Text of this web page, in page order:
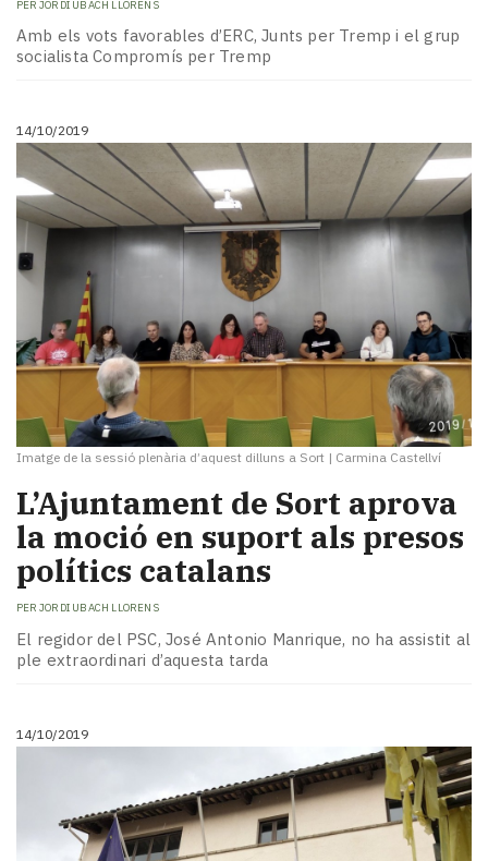
PER JORDI UBACH LLORENS
Amb els vots favorables d’ERC, Junts per Tremp i el grup
socialista Compromís per Tremp
14/10/2019
Imatge de la sessió plenària d’aquest dilluns a Sort | Carmina Castellví
L’Ajuntament de Sort aprova
la moció en suport als presos
polítics catalans
PER JORDI UBACH LLORENS
El regidor del PSC, José Antonio Manrique, no ha assistit al
ple extraordinari d’aquesta tarda
14/10/2019